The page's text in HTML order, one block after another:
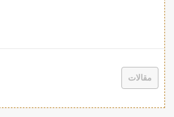
مقالات